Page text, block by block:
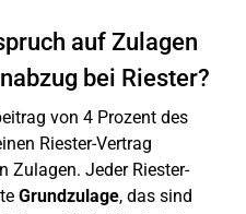
auf Zulagen
bei Riester?
von 4 Prozent des
Riester-Vertrag
Zulagen. Jeder Riester-
Grundzulage, das sind